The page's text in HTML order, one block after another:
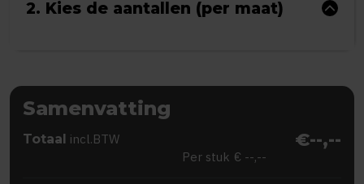
2. Kies de aantallen (per maat)
Samenvatting
Totaal incl.BTW €--,--
Per stuk € --,--